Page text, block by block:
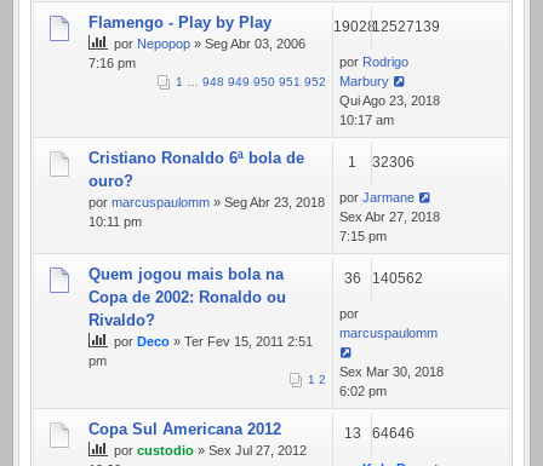
Flamengo - Play by Play
por Nepopop » Seg Abr 03, 2006
7:16 pm
1 … 948 949 950 951 952
1902812527139
por Rodrigo
Marbury
Qui Ago 23, 2018
10:17 am
Cristiano Ronaldo 6ª bola de
ouro?
por marcuspaulomm » Seg Abr 23, 2018
10:11 pm
1 32306
por Jarmane
Sex Abr 27, 2018
7:15 pm
Quem jogou mais bola na
Copa de 2002: Ronaldo ou
Rivaldo?
por Deco » Ter Fev 15, 2011 2:51
pm
1 2
36 140562
por
marcuspaulomm
Sex Mar 30, 2018
6:02 pm
Copa Sul Americana 2012
por custodio » Sex Jul 27, 2012
13 64646